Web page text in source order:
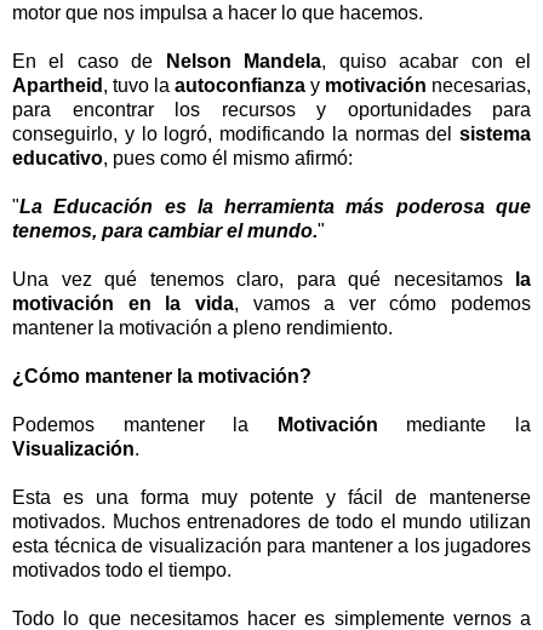
motor que nos impulsa a hacer lo que hacemos.
En el caso de Nelson Mandela, quiso acabar con el
Apartheid , tuvo la autoconfianza y motivación necesarias,
para encontrar los recursos y oportunidades para
conseguirlo, y lo logró, modificando la normas del sistema
educativo, pues como él mismo afirmó:
"La Educación es la herramienta más poderosa que
tenemos, para cambiar el mundo."
Una vez qué tenemos claro, para qué necesitamos
la
motivación en la vida, vamos a ver cómo podemos
mantener la motivación a pleno rendimiento.
¿Cómo mantener la motivación?
Podemos mantener la Motivación mediante la
Visualización.
Esta es una forma muy potente y fácil de mantenerse
motivados. Muchos entrenadores de todo el mundo utilizan
esta técnica de visualización para mantener a los jugadores
motivados todo el tiempo.
Todo lo que necesitamos hacer es simplemente vernos a